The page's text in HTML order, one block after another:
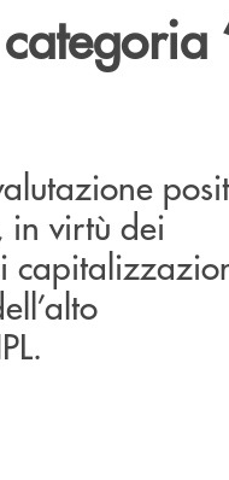
in virtù dei